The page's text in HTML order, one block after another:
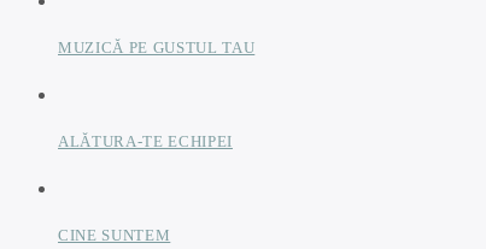
MUZICĂ PE GUSTUL TAU
ALĂTURA-TE ECHIPEI
CINE SUNTEM